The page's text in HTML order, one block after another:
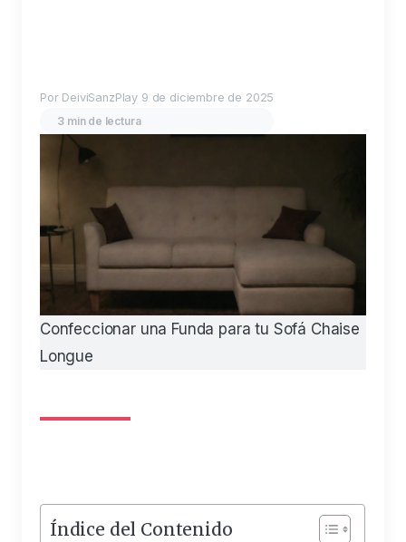
Por DeiviSanzPlay 9 de diciembre de 2025
3 min de lectura
Confeccionar una Funda para tu Sofá Chaise
Longue
Índice del Contenido